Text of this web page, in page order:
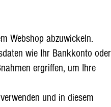
Webshop abzuwickeln.
wie Ihr Bankkonto oder
ergriffen, um Ihre
und in diesem